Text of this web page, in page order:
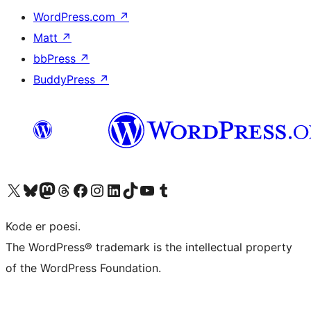
WordPress.com ↗
Matt ↗
bbPress ↗
BuddyPress ↗
Besøk vår konto på X Visit our Bluesky account
Besøk vår Mastodon-konto
Visit our Threads account
Besøk vår Facebook-sideBesøk vår Instagram-konto
Besøk vår LinkedIn-konto
Visit our TikTok account
Visit our YouTube channel
Visit our Tumblr account
Kode er poesi.
The WordPress® trademark is the intellectual property
of the WordPress Foundation.